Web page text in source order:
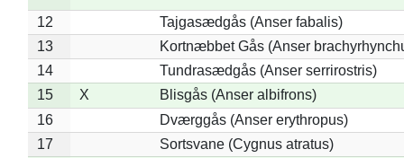
12
Tajgasædgås (Anser fabalis)
13
Kortnæbbet Gås (Anser
14
Tundrasædgås (Anser serrirostris)
15
X
Blisgås (Anser albifrons)
16
Dværggås (Anser erythropus)
17
Sortsvane (Cygnus atratus)